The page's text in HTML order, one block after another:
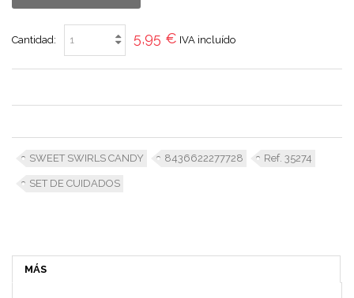
Cantidad: 5,95 € IVA incluído
SWEET SWIRLS CANDY 8436622277728 Ref. 35274
SET DE CUIDADOS
MÁS